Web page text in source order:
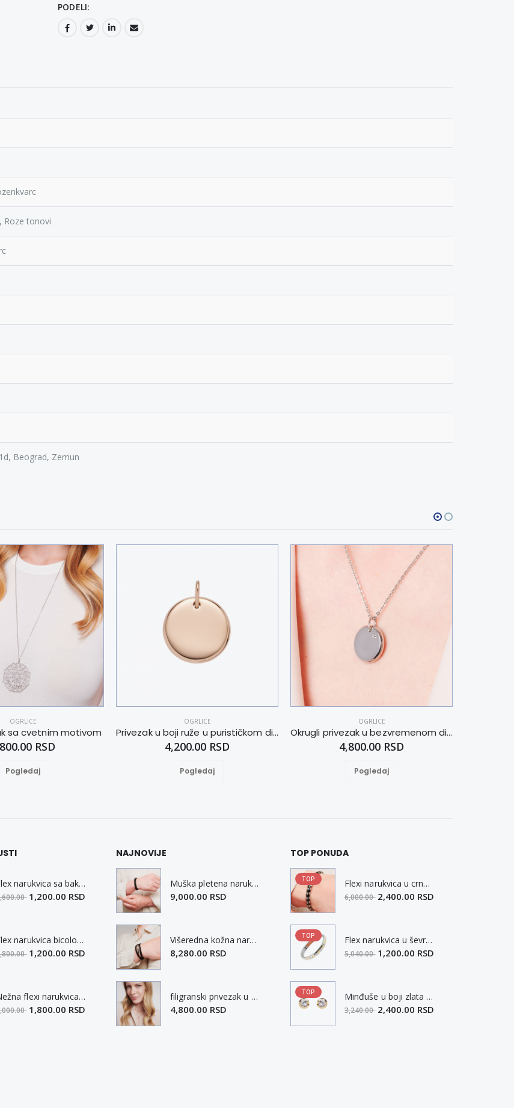
PODELI:
Roze tonovi
Beograd, Zemun
OGRLICE
sa cvetnim motivom
RSD
Pogledaj
OGRLICE
Privezak u boji ruže u purističkom dizajnu
4,200.00 RSD
Pogledaj
OGRLICE
Okrugli privezak u bezvremenom dizajnu
4,800.00 RSD
Pogledaj
Flex narukvica sa bakarnim elementima M
1,200.00 RSD
Flex narukvica bicolor sa bakarnim elementima XL
1,200.00 RSD
Nežna flexi narukvica sa magnetima i elementima u boji zlata i bakrom M
1,800.00 RSD
NAJNOVIJE
Muška pletena narukvica sa kopčom L
9,000.00 RSD
Višeredna kožna narukvica sa kopčom od nerđajućeg čelika L-XL
8,280.00 RSD
filigranski privezak u obliku ključa
4,800.00 RSD
TOP PONUDA
TOP Flexi narukvica u crno belom chevron dizajnu M
6,000.00 2,400.00 RSD
TOP Flex narukvica u ševronu i dizajn od dva tona XXL
5,040.00 1,200.00 RSD
TOP Minđuše u boji zlata sa Swarovski kristalom i magnetom
3,240.00 2,400.00 RSD